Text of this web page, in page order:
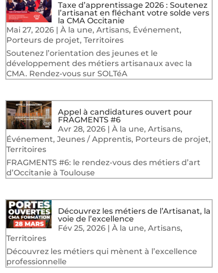
Taxe d’apprentissage 2026 : Soutenez
l’artisanat en fléchant votre solde vers
la CMA Occitanie
Mai 27, 2026 |À la une,Artisans, Événement,
Porteurs de projet,Territoires
Soutenez l’orientation des jeunes et le
développement des métiers artisanaux avec la
CMA. Rendez-vous sur SOLTéA
Appel à candidatures ouvert pour
FRAGMENTS #6
Avr 28, 2026| À la une, Artisans,
Événement,Jeunes / Apprentis, Porteurs de projet,
Territoires
FRAGMENTS #6: le rendez-vous des métiers d’art
d’Occitanie à Toulouse
Découvrez les métiers de l’Artisanat, la
voie de l’excellence
Fév 25, 2026| À la une, Artisans,
Territoires
Découvrez les métiers qui mènent à l’excellence
professionnelle